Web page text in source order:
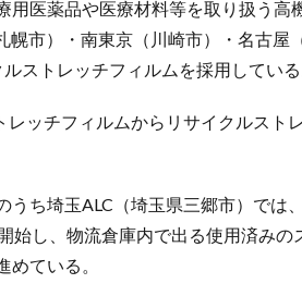
用医薬品や医療材料等を取り扱う高
幌市）・南東京（川崎市）・名古屋
ストレッチフィルムを採用している
レッチフィルムからリサイクルスト
うち埼玉ALC（埼玉県三郷市）では
始し、物流倉庫内で出る使用済み
めている。